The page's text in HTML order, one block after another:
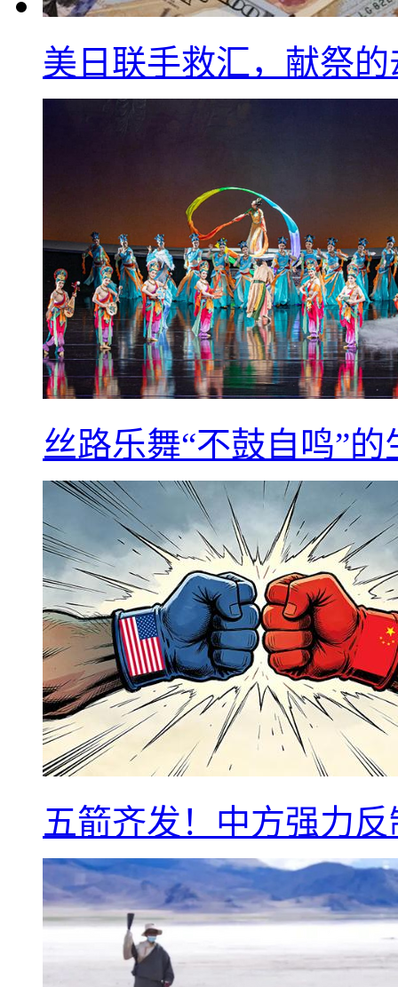
美日联手救汇，献祭
丝路乐舞“不鼓自鸣”
五箭齐发！中方强力